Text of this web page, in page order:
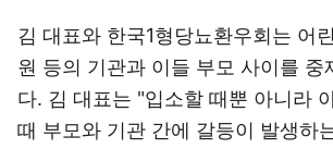
김 대표와 한국1형당뇨환우회는 어
원 등의 기관과 이들 부모 사이를 중
다. 김 대표는 "입소할 때뿐 아니라
때 부모와 기관 간에 갈등이 발생하